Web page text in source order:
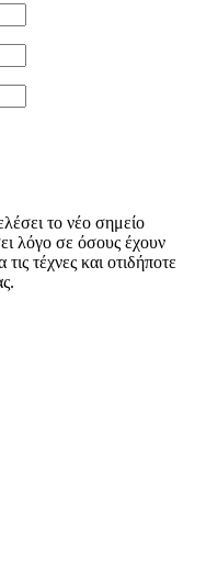
το νέο σημείο
λόγο σε όσους έχουν
τέχνες και οτιδήποτε